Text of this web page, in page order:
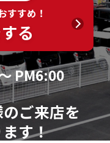
すすめ！
る
PM6:00
ご来店を
す！